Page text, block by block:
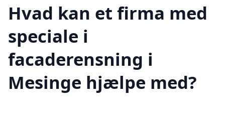
Hvad kan et firma med
speciale i
facaderensning i
Mesinge hjælpe med?